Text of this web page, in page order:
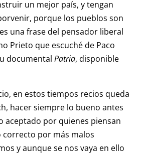
un mejor país, y tengan
porque los pueblos son
una frase del pensador liberal
Prieto que escuché de Paco
documental Patria, disponible
en estos tiempos recios queda
hacer siempre lo bueno antes
aceptado por quienes piensan
por más malos
y aunque se nos vaya en ello